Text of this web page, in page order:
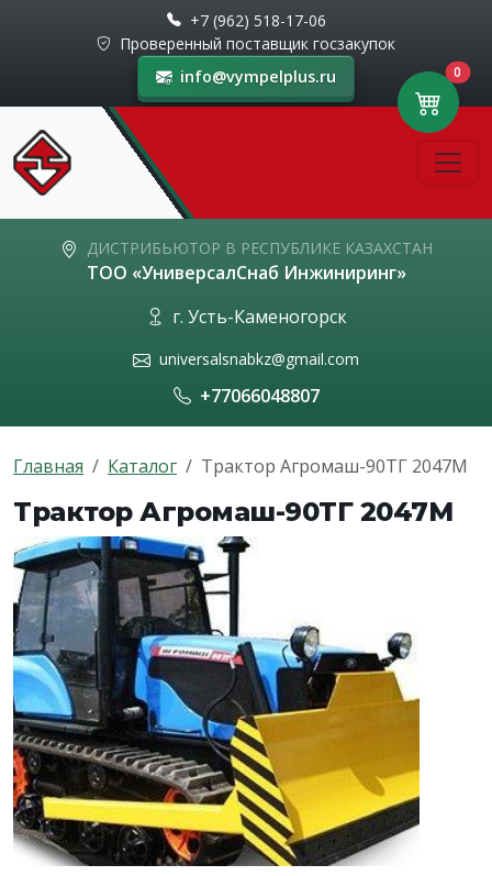
+7 (962) 518-17-06
Проверенный поставщик госзакупок
info@vympelplus.ru
ДИСТРИБЬЮТОР В РЕСПУБЛИКЕ КАЗАХСТАН
ТОО «УниверсалСнаб Инжиниринг»
г. Усть-Каменогорск
universalsnabkz@gmail.com
+77066048807
Главная Каталог Трактор Агромаш-90ТГ 2047М
Трактор Агромаш-90ТГ 2047М
0